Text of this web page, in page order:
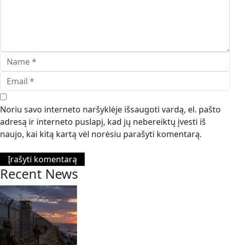
Noriu savo interneto naršyklėje išsaugoti vardą, el. pašto
adresą ir interneto puslapį, kad jų nebereiktų įvesti iš
naujo, kai kitą kartą vėl norėsiu parašyti komentarą.
Recent News